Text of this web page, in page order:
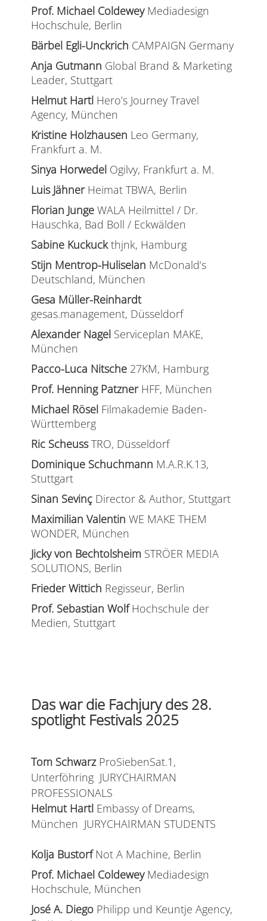
Prof. Michael ColdeweyMediadesign
Hochschule, Berlin
Bärbel Egli-Unckrich CAMPAIGN Germany
Anja Gutmann Global Brand & Marketing
Leader, Stuttgart
Helmut Hartl Hero’s Journey Travel
Agency, München
Kristine Holzhausen Leo Germany,
Frankfurt a. M.
Sinya Horwedel Ogilvy, Frankfurt a. M.
Luis Jähner Heimat TBWA, Berlin
Florian Junge WALA Heilmittel / Dr.
Hauschka, Bad Boll / Eckwälden
Sabine Kuckuckthjnk, Hamburg
Stijn Mentrop-Huliselan McDonald‘s
Deutschland, München
Gesa Müller-Reinhardt
gesas.management, Düsseldorf
Alexander Nagel Serviceplan MAKE,
München
Pacco-Luca Nitsche 27KM, Hamburg
Prof. Henning Patzner HFF, München
Michael Rösel Filmakademie Baden-
Württemberg
Ric ScheussTRO, Düsseldorf
Dominique Schuchmann M.A.R.K.13,
Stuttgart
Sinan Sevinç Director & Author, Stuttgart
Maximilian ValentinWE MAKE THEM
WONDER, München
Jicky von Bechtolsheim STRÖER MEDIA
SOLUTIONS, Berlin
Frieder Wittich Regisseur, Berlin
Prof. Sebastian WolfHochschule der
Medien, Stuttgart
Das war die Fachjury des 28.
spotlight Festivals 2025
Tom SchwarzProSiebenSat.1,
Unterföhring JURYCHAIRMAN
PROFESSIONALS
Helmut Hartl Embassy of Dreams,
München JURYCHAIRMAN STUDENTS
Kolja BustorfNot A Machine, Berlin
Prof. Michael ColdeweyMediadesign
Hochschule, München
José A. Diego Philipp und Keuntje Agency,